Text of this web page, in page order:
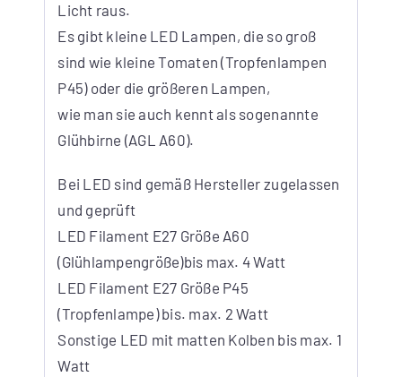
Licht raus.
Es gibt kleine LED Lampen, die so groß
sind wie kleine Tomaten (Tropfenlampen
P45) oder die größeren Lampen,
wie man sie auch kennt als sogenannte
Glühbirne (AGL A60).
Bei LED sind gemäß Hersteller zugelassen
und geprüft
LED Filament E27 Größe A60
(Glühlampengröße)bis max. 4 Watt
LED Filament E27 Größe P45
(Tropfenlampe) bis. max. 2 Watt
Sonstige LED mit matten Kolben bis max. 1
Watt